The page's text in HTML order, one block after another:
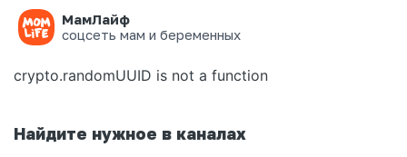
МамЛайф
соцсеть мам и беременных
Ошибка на странице
crypto.randomUUID is not a function
Найдите нужное в каналах